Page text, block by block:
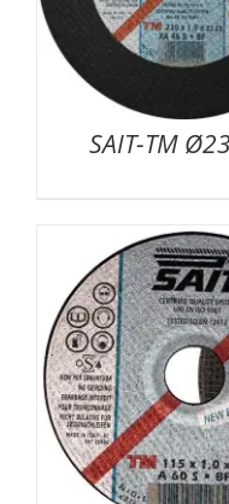
SAIT-TM